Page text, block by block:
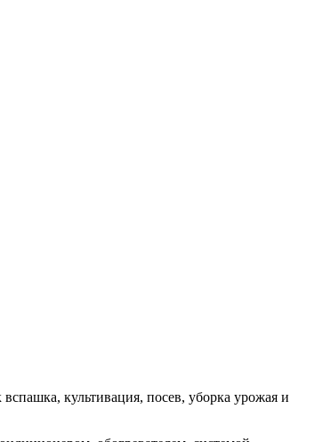
культивация, посев, уборка урожая и